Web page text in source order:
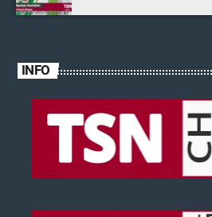
INFO